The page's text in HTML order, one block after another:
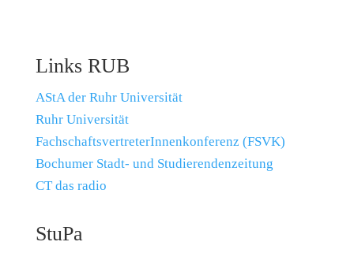
Links RUB
AStA der Ruhr Universität
Ruhr Universität
FachschaftsvertreterInnenkonferenz (FSVK)
Bochumer Stadt- und Studierendenzeitung
CT das radio
StuPa